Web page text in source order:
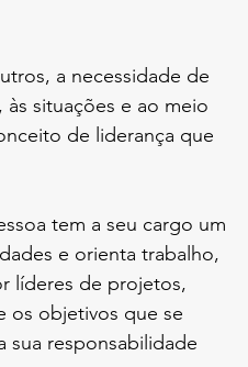
a necessidade de
situações e ao meio
de liderança que
tem a seu cargo um
e orienta trabalho,
líderes de projetos,
os objetivos que se
sua responsabilidade